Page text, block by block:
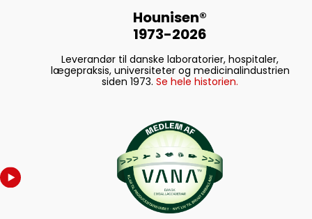
Hounisen®
1973-2026
Leverandør til danske laboratorier, hospitaler,
lægepraksis, universiteter og medicinalindustrien
siden 1973. Se hele historien.